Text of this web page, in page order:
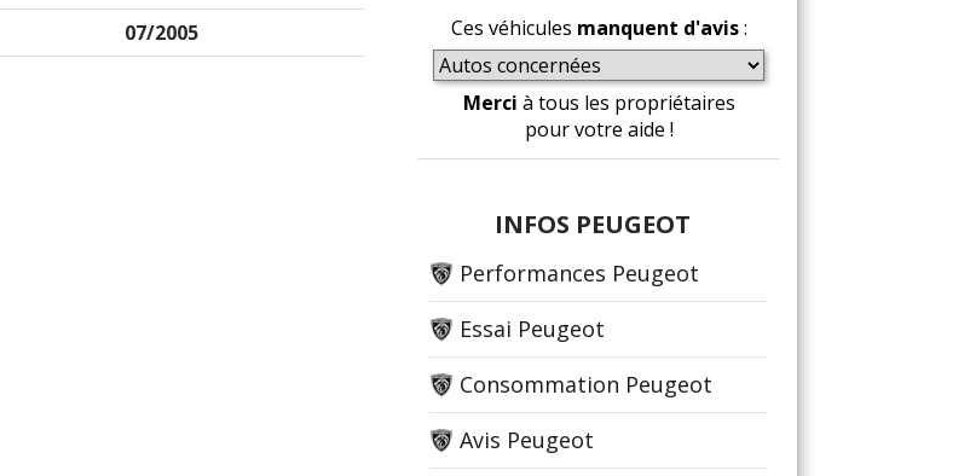
07/2005 Ces véhicules manquent d'avis:
Merci à tous les propriétaires
pour votre aide !
INFOS PEUGEOT
Performances Peugeot
Essai Peugeot
Consommation Peugeot
Avis Peugeot